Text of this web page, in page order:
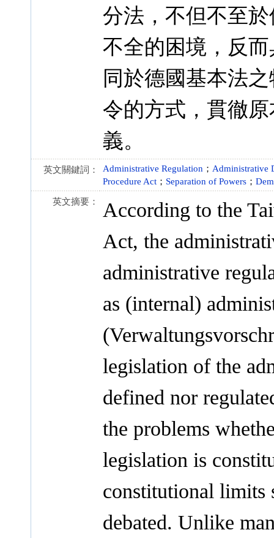
分法，不但不至
不全的困境，反
同於德國基本法
令的方式，貫徹
義。
英文關鍵詞： Administrative Regulation ； Administrative
Procedure Act ； Separation of Powers ；
英文摘要：
According to the
Act, the
administrative
as (internal)
legislation of the
defined nor
the problems
legislation is
constitutional limits
debated. Unlike